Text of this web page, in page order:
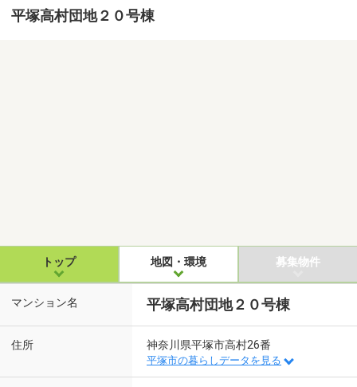
平塚高村団地２０号棟
トップ 地図・環境 募集物件
マンション名 平塚高村団地２０号棟
住所 神奈川県平塚市高村26番
平塚市の暮らしデータを見る